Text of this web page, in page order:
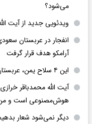
می‌شود؟
ویدئویی جدید از آیت
انفجار در عربستان
آرامکو هدف قرار گرفت
این ۴ سلاح یمن، عربستان را به خاک و خون می کشد
آیت الله محمدباقر
هوش‌مصنوعی است و من
دیگر نمی‌شود شعار